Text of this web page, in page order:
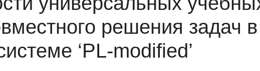
решения задач в
‘PL-modified’